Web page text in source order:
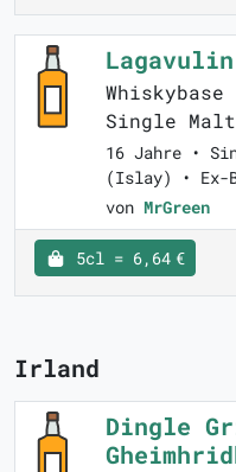
Single
16 Jahre •
(Islay) • Ex-
von MrGreen
5cl = 6,64 €
Irland
Dingle